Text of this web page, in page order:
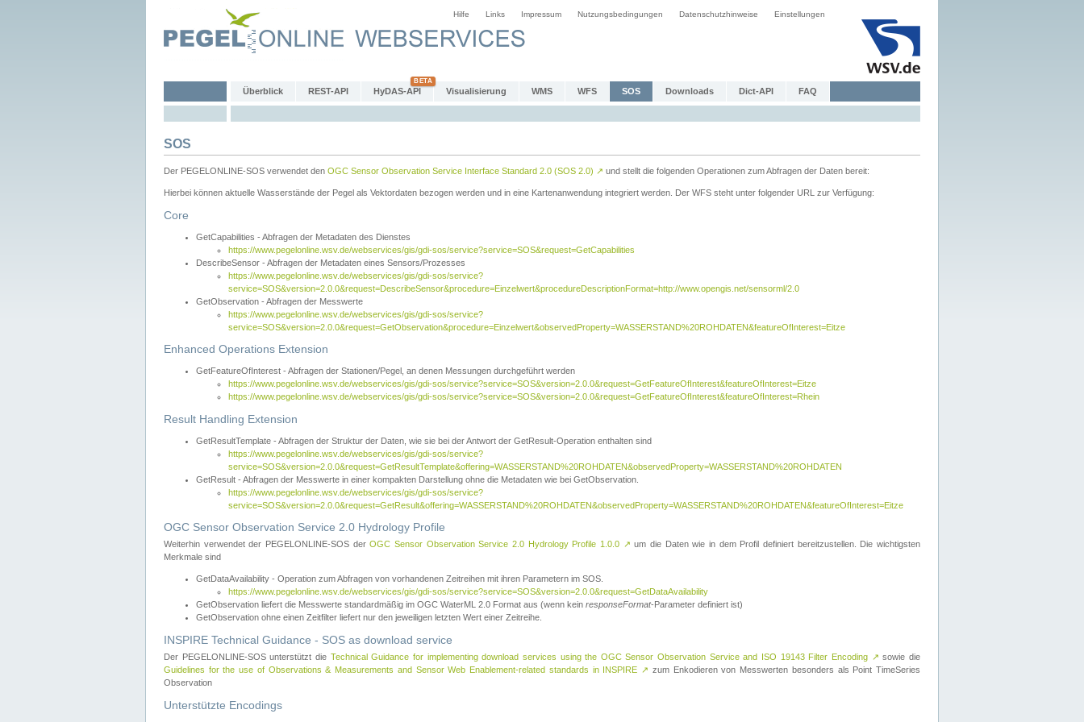
Hilfe Links Impressum Nutzungsbedingungen Datenschutzhinweise Einstellungen
Überblick REST-API HyDAS-API Visualisierung WMS WFS SOS Downloads Dict-API FAQ
SOS
Der PEGELONLINE-SOS verwendet den OGC Sensor Observation Service Interface Standard 2.0 (SOS 2.0) ↗ und stellt die folgenden Operationen zum Abfragen der Daten bereit:
Hierbei können aktuelle Wasserstände der Pegel als Vektordaten bezogen werden und in eine Kartenanwendung integriert werden. Der WFS steht unter folgender URL zur Verfügung:
Core
GetCapabilities - Abfragen der Metadaten des Dienstes
https://www.pegelonline.wsv.de/webservices/gis/gdi-sos/service?service=SOS&request=GetCapabilities
DescribeSensor - Abfragen der Metadaten eines Sensors/Prozesses
https://www.pegelonline.wsv.de/webservices/gis/gdi-sos/service?
service=SOS&version=2.0.0&request=DescribeSensor&procedure=Einzelwert&procedureDescriptionFormat=http://www.opengis.net/sensorml/2.0
GetObservation - Abfragen der Messwerte
https://www.pegelonline.wsv.de/webservices/gis/gdi-sos/service?
service=SOS&version=2.0.0&request=GetObservation&procedure=Einzelwert&observedProperty=WASSERSTAND%20ROHDATEN&featureOfInterest=Eitze
Enhanced Operations Extension
GetFeatureOfInterest - Abfragen der Stationen/Pegel, an denen Messungen durchgeführt werden
https://www.pegelonline.wsv.de/webservices/gis/gdi-sos/service?service=SOS&version=2.0.0&request=GetFeatureOfInterest&featureOfInterest=Eitze
https://www.pegelonline.wsv.de/webservices/gis/gdi-sos/service?service=SOS&version=2.0.0&request=GetFeatureOfInterest&featureOfInterest=Rhein
Result Handling Extension
GetResultTemplate - Abfragen der Struktur der Daten, wie sie bei der Antwort der GetResult-Operation enthalten sind
https://www.pegelonline.wsv.de/webservices/gis/gdi-sos/service?
service=SOS&version=2.0.0&request=GetResultTemplate&offering=WASSERSTAND%20ROHDATEN&observedProperty=WASSERSTAND%20ROHDATEN
GetResult - Abfragen der Messwerte in einer kompakten Darstellung ohne die Metadaten wie bei GetObservation.
https://www.pegelonline.wsv.de/webservices/gis/gdi-sos/service?
service=SOS&version=2.0.0&request=GetResult&offering=WASSERSTAND%20ROHDATEN&observedProperty=WASSERSTAND%20ROHDATEN&featureOfInterest=Eitze
OGC Sensor Observation Service 2.0 Hydrology Profile
Weiterhin verwendet der PEGELONLINE-SOS derOGC Sensor Observation Service 2.0 Hydrology Profile 1.0.0 ↗ um die Daten wie in dem Profil definiert bereitzustellen. Die wichtigsten
Merkmale sind
GetDataAvailability - Operation zum Abfragen von vorhandenen Zeitreihen mit ihren Parametern im SOS.
https://www.pegelonline.wsv.de/webservices/gis/gdi-sos/service?service=SOS&version=2.0.0&request=GetDataAvailability
GetObservation liefert die Messwerte standardmäßig im OGC WaterML 2.0 Format aus (wenn kein responseFormat-Parameter definiert ist)
GetObservation ohne einen Zeitfilter liefert nur den jeweiligen letzten Wert einer Zeitreihe.
INSPIRE Technical Guidance - SOS as download service
Der PEGELONLINE-SOS unterstützt die Technical Guidance for implementing download services using the OGC Sensor Observation Service and ISO 19143 Filter Encoding ↗ sowie die
Guidelines for the use of Observations & Measurements and Sensor Web Enablement-related standards in INSPIRE ↗ zum Enkodieren von Messwerten besonders als Point TimeSeries
Observation
Unterstützte Encodings